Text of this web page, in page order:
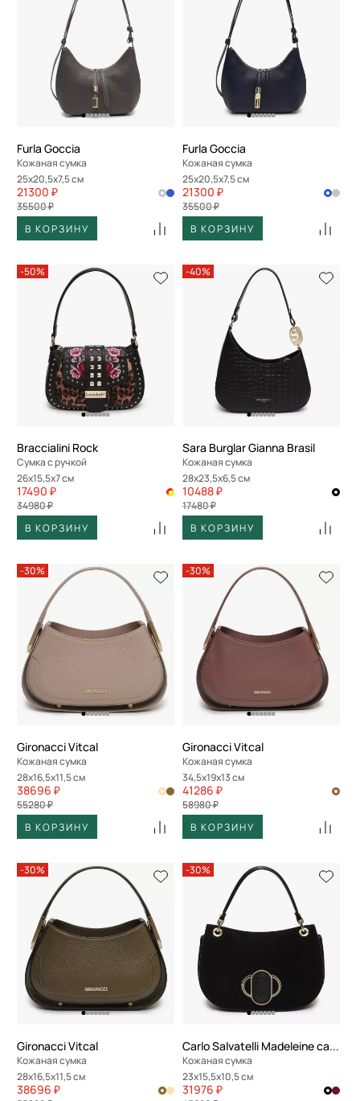
Furla Goccia
Кожаная сумка
25x20,5x7,5 см
21300 ₽
35500 ₽
В КОРЗИНУ
Furla Goccia
Кожаная сумка
25x20,5x7,5 см
21300 ₽
35500 ₽
В КОРЗИНУ
-50%
Braccialini Rock
Сумка с ручкой
26x15,5x7 см
17490 ₽
34980 ₽
В КОРЗИНУ
-40%
Sara Burglar Gianna Brasil
Кожаная сумка
28x23,5x6,5 см
10488 ₽
17480 ₽
В КОРЗИНУ
-30%
Gironacci Vitcal
Кожаная сумка
28x16,5x11,5 см
38696 ₽
55280 ₽
В КОРЗИНУ
-30%
Gironacci Vitcal
Кожаная сумка
34,5x19x13 см
41286 ₽
58980 ₽
В КОРЗИНУ
-30%
Gironacci Vitcal
Кожаная сумка
28x16,5x11,5 см
38696 ₽
-30%
Carlo Salvatelli Madeleine camoscio
Кожаная сумка
23x15,5x10,5 см
31976 ₽